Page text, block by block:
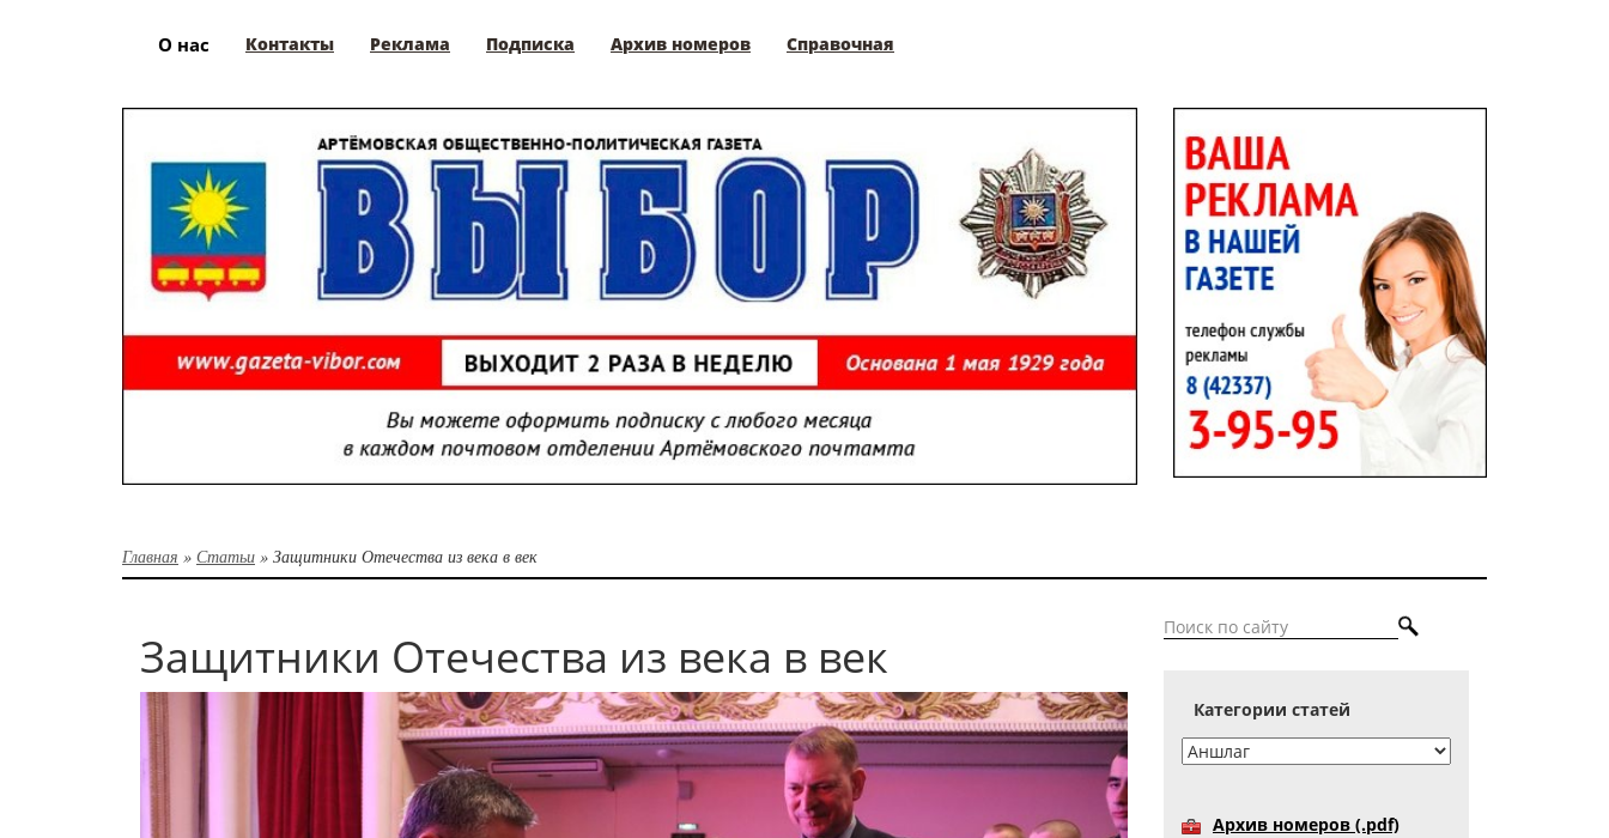
О нас Контакты Реклама Подписка Архив номеров Справочная
Главная » Статьи » Защитники Отечества из века в век
Защитники Отечества из века в век
Категории статей
Архив номеров (.pdf)